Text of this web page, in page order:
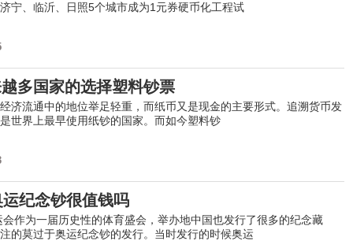
宁、临沂、日照5个城市成为1元券硬币化工程试
多国家的选择塑料钞票
流通中的地位举足轻重，而纸币又是现金的主要形式。追溯货币发
世界上最早使用纸钞的国家。而如今塑料钞
纪念钞很值钱吗
为一届历史性的体育盛会，举办地中国也发行了很多的纪念藏
的莫过于奥运纪念钞的发行。当时发行的时候奥运